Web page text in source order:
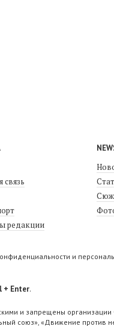
связь
редакции
и
+ Enter.
и запрещены
союз», «Движение против